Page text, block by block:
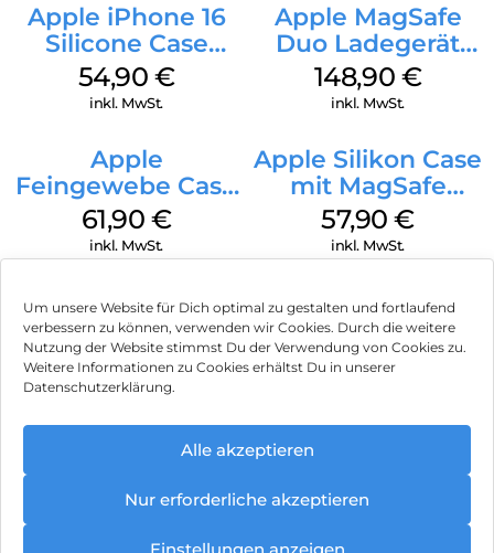
Um unsere Website für Dich optimal zu gestalten und fortlaufend
verbessern zu können, verwenden wir Cookies. Durch die weitere
Nutzung der Website stimmst Du der Verwendung von Cookies zu.
Weitere Informationen zu Cookies erhältst Du in unserer
Datenschutzerklärung.
Alle akzeptieren
Nur erforderliche akzeptieren
Einstellungen anzeigen
Apple iPhone 16
Silicone Case
MagSafe Lake
Green
54,90 €
inkl. MwSt.
Apple MagSafe
Duo Ladegerät
Weiß
148,90 €
inkl. MwSt.
Apple
Feingewebe Case
iPhone 15 Pro
MagSafe Schwarz
61,90 €
inkl. MwSt.
Apple Silikon Case
mit MagSafe
iPhone 14 Pro
(PRODUCT)RED
57,90€
inkl. MwSt.
Impressum
Hinweis zur Batterieentsorgung